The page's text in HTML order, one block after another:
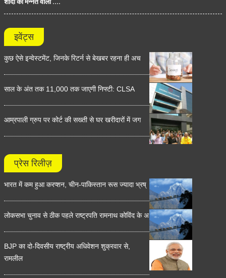
शादी की मन्नत वाली ....
इवेंट्स
कुछ ऐसे इन्वेस्टमेंट, जिनके रिटर्न से बेखबर रहना ही अच
साल के अंत तक 11,000 तक जाएगी निफ्टी: CLSA
आम्रपाली ग्रुप पर कोर्ट की सख्ती से घर खरीदारों में जग
प्रेस रिलीज़
भारत में कम हुआ करप्शन, चीन-पाकिस्तान रूस ज्यादा भ्रष्
लोकसभा चुनाव से ठीक पहले राष्ट्रपति रामनाथ कोविंद के अ
BJP का दो-दिवसीय राष्ट्रीय अधिवेशन शुक्रवार से,
रामलील